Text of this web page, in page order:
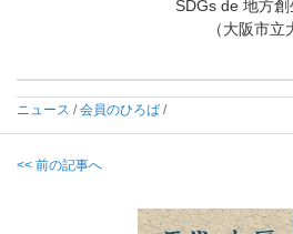
SDGs de 地方
（大阪市
ニュース /会員のひろば /
<< 前の記事へ